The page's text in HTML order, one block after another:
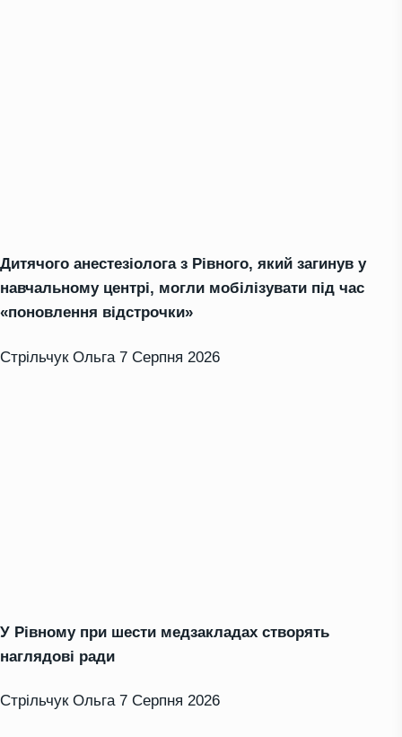
Дитячого анестезіолога з Рівного, який загинув у
навчальному центрі, могли мобілізувати під час
«поновлення відстрочки»
Стрільчук Ольга 7 Серпня 2026
У Рівному при шести медзакладах створять
наглядові ради
Стрільчук Ольга 7 Серпня 2026